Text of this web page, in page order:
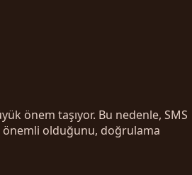
önem taşıyor. Bu nedenle, SMS
önemli olduğunu, doğrulama